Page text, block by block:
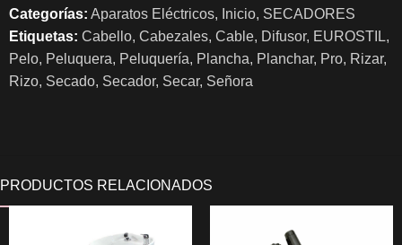
Categorías: Aparatos Eléctricos, Inicio, SECADORES
Etiquetas: Cabello, Cabezales, Cable, Difusor, EUROSTIL,
Pelo, Peluquera, Peluquería, Plancha, Planchar, Pro, Rizar,
Rizo, Secado, Secador, Secar, Señora